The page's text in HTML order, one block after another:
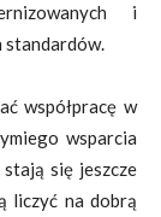
i
standardów.
współpracę w
wsparcia
się jeszcze
liczyć na dobrą